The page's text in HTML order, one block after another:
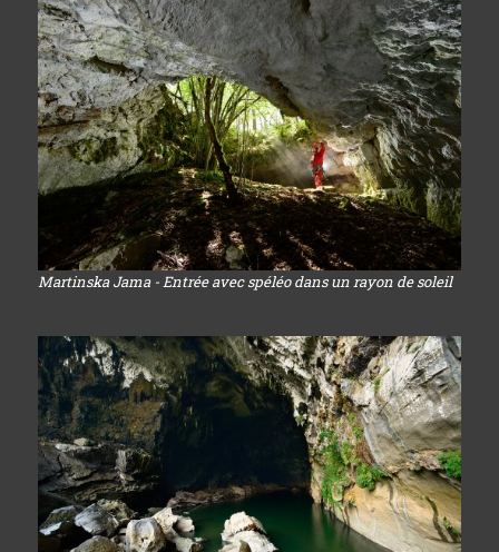
Martinska Jama - Entrée avec spéléo dans un rayon de soleil